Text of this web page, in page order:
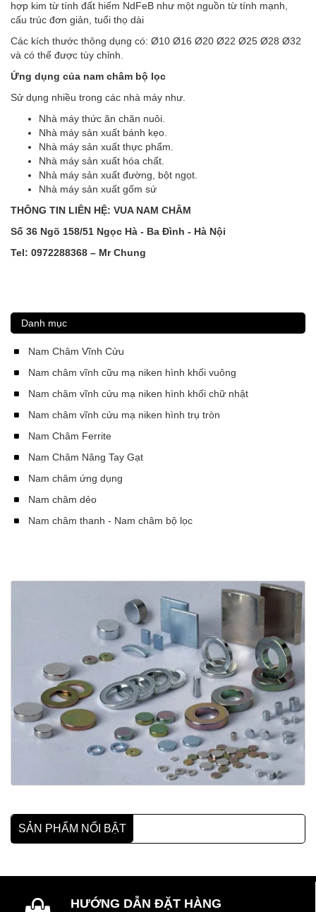
hợp kim từ tính đất hiếm NdFeB như một nguồn từ tính mạnh,
cấu trúc đơn giản, tuổi thọ dài
Các kích thước thông dụng có: Ø10 Ø16 Ø20 Ø22 Ø25 Ø28 Ø32
và có thể được tùy chỉnh.
Ứng dụng của nam châm bộ lọc
Sử dụng nhiều trong các nhà máy như.
Nhà máy thức ăn chăn nuôi.
Nhà máy sản xuất bánh kẹo.
Nhà máy sản xuất thực phẩm.
Nhà máy sản xuất hóa chất.
Nhà máy sản xuất đường, bột ngọt.
Nhà máy sản xuất gốm sứ
THÔNG TIN LIÊN HỆ: VUA NAM CHÂM
Số 36 Ngõ 158/51 Ngọc Hà - Ba Đình - Hà Nội
Tel: 0972288368 – Mr Chung
Danh mục
Nam Châm Vĩnh Cửu
Nam châm vĩnh cữu mạ niken hình khối vuông
Nam châm vĩnh cửu mạ niken hình khối chữ nhật
Nam châm vĩnh cửu mạ niken hình trụ tròn
Nam Châm Ferrite
Nam Châm Nâng Tay Gạt
Nam châm ứng dụng
Nam châm dẻo
Nam châm thanh - Nam châm bộ lọc
SẢN PHẨM NỔI BẬT
HƯỚNG DẪN ĐẶT HÀNG